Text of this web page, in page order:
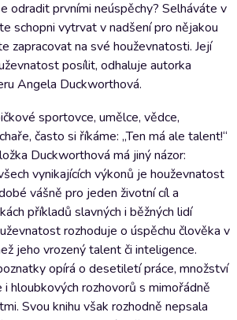
odradit prvními neúspěchy? Selháváte v
schopni vytrvat v nadšení pro nějakou
zapracovat na své houževnatosti. Její
posílit, odhaluje autorka
Angela Duckworthová.
sportovce, umělce, vědce,
často si říkáme: „Ten má ale talent!“
Duckworthová má jiný názor:
vynikajících výkonů je houževnatost
vášně pro jeden životní cíl a
příkladů slavných i běžných lidí
rozhoduje o úspěchu člověka v
jeho vrozený talent či inteligence.
opírá o desetiletí práce, množství
i hloubkových rozhovorů s mimořádně
Svou knihu však rozhodně nepsala